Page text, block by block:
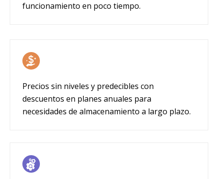
funcionamiento en poco tiempo.
Precios sin niveles y predecibles con
descuentos en planes anuales para
necesidades de almacenamiento a largo plazo.